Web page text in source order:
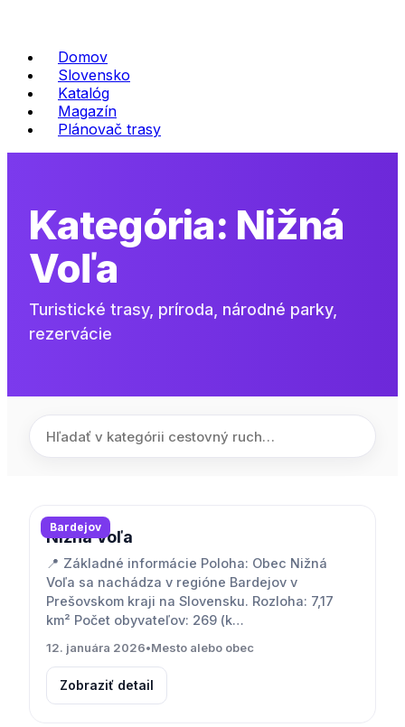
Domov
Slovensko
Katalóg
Magazín
Plánovač trasy
Kategória: Nižná
Voľa
Turistické trasy, príroda, národné parky,
rezervácie
Bardejov
Nižná Voľa
📍 Základné informácie Poloha: Obec Nižná
Voľa sa nachádza v regióne Bardejov v
Prešovskom kraji na Slovensku. Rozloha: 7,17
km² Počet obyvateľov: 269 (k…
12. januára 2026•Mesto alebo obec
Zobraziť detail